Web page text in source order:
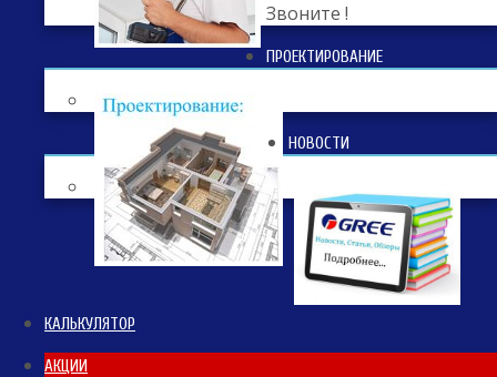
Звоните !
ПРОЕКТИРОВАНИЕ
НОВОСТИ
КАЛЬКУЛЯТОР
АКЦИИ